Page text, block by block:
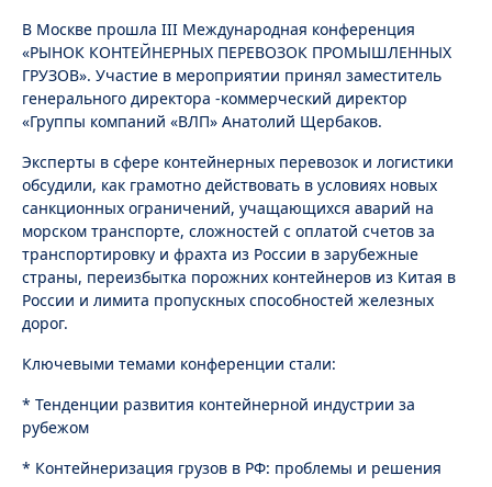
В Москве прошла III Международная конференция
«РЫНОК КОНТЕЙНЕРНЫХ ПЕРЕВОЗОК ПРОМЫШЛЕННЫХ
ГРУЗОВ». Участие в мероприятии принял заместитель
генерального директора -коммерческий директор
«Группы компаний «ВЛП» Анатолий Щербаков.
Эксперты в сфере контейнерных перевозок и логистики
обсудили, как грамотно действовать в условиях новых
санкционных ограничений, учащающихся аварий на
морском транспорте, сложностей с оплатой счетов за
транспортировку и фрахта из России в зарубежные
страны, переизбытка порожних контейнеров из Китая в
России и лимита пропускных способностей железных
дорог.
Ключевыми темами конференции стали:
* Тенденции развития контейнерной индустрии за
рубежом
* Контейнеризация грузов в РФ: проблемы и решения